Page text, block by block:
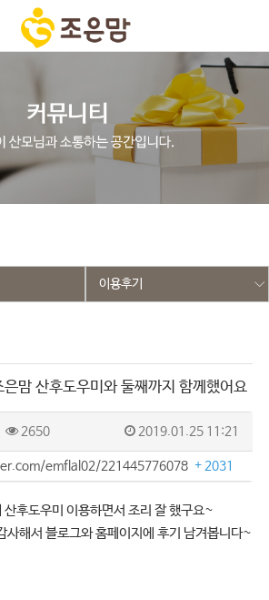
g5_write_m05_04 where wr_is_comment
01-25 11:21:21' and wr_id <> '316' order
1 asdasf
이용후기
맘 산후도우미와 둘째까지 함께했어요
2650 2019.01.25 11:21
emflal02/221445776078 + 2031
산후도우미 이용하면서 조리 잘 했구요~
사해서 블로그와 홈페이지에 후기 남겨봅니다~